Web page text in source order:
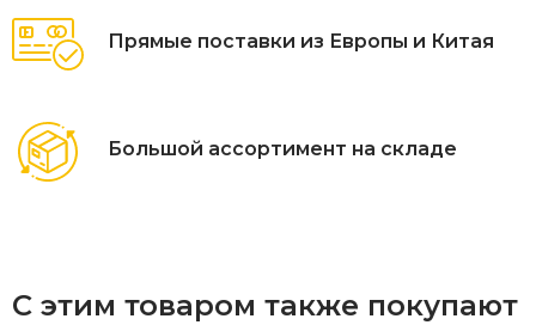
Прямые поставки из Европы и Китая
Большой ассортимент на складе
С этим товаром также покупают